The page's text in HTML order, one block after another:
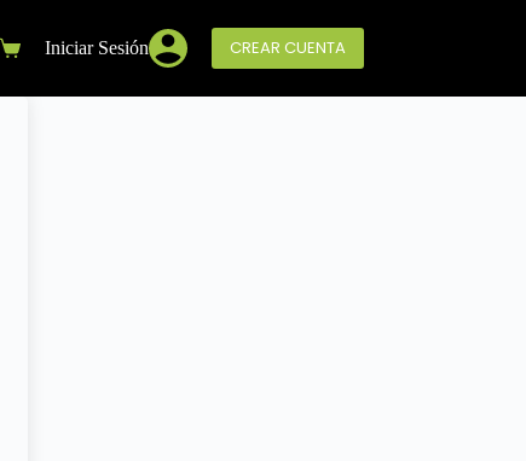
Iniciar Sesión CREAR CUENTA